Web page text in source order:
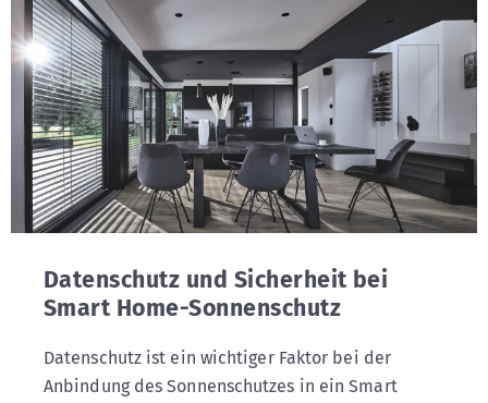
Datenschutz und Sicherheit bei
Smart Home-Sonnenschutz
Datenschutz ist ein wichtiger Faktor bei der
Anbindung des Sonnenschutzes in ein Smart